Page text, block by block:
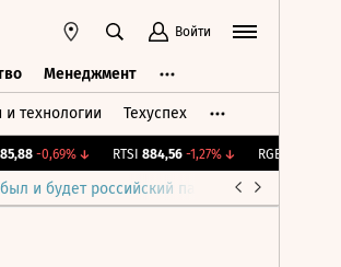
Войти
Менеджмент
технологии Техуспех
-0,69%↓ RTSI 884,56 -1,27%↓ RGBI
и будет российский парламент